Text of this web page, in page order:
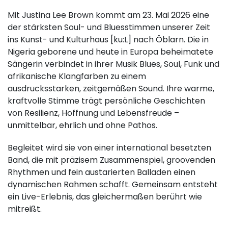
Mit Justina Lee Brown kommt am 23. Mai 2026 eine
der stärksten Soul- und Bluesstimmen unserer Zeit
ins Kunst- und Kulturhaus [ku:L] nach Öblarn. Die in
Nigeria geborene und heute in Europa beheimatete
Sängerin verbindet in ihrer Musik Blues, Soul, Funk und
afrikanische Klangfarben zu einem
ausdrucksstarken, zeitgemäßen Sound. Ihre warme,
kraftvolle Stimme trägt persönliche Geschichten
von Resilienz, Hoffnung und Lebensfreude –
unmittelbar, ehrlich und ohne Pathos.
Begleitet wird sie von einer international besetzten
Band, die mit präzisem Zusammenspiel, groovenden
Rhythmen und fein austarierten Balladen einen
dynamischen Rahmen schafft. Gemeinsam entsteht
ein Live-Erlebnis, das gleichermaßen berührt wie
mitreißt.